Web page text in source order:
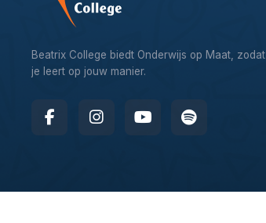
Beatrix College biedt Onderwijs op Maat, zodat
je leert op jouw manier.